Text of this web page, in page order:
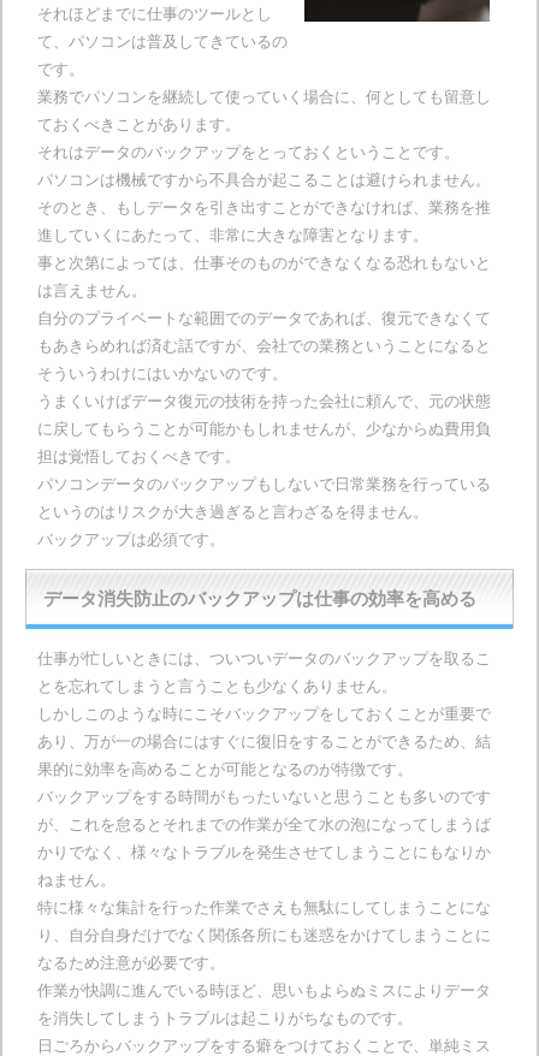
それほどまでに仕事のツールとし
て、パソコンは普及してきているの
です。
業務でパソコンを継続して使っていく場合に、何としても留意し
ておくべきことがあります。
それはデータのバックアップをとっておくということです。
パソコンは機械ですから不具合が起こることは避けられません。
そのとき、もしデータを引き出すことができなければ、業務を推
進していくにあたって、非常に大きな障害となります。
事と次第によっては、仕事そのものができなくなる恐れもないと
は言えません。
自分のプライベートな範囲でのデータであれば、復元できなくて
もあきらめれば済む話ですが、会社での業務ということになると
そういうわけにはいかないのです。
うまくいけばデータ復元の技術を持った会社に頼んで、元の状態
に戻してもらうことが可能かもしれませんが、少なからぬ費用負
担は覚悟しておくべきです。
パソコンデータのバックアップもしないで日常業務を行っている
というのはリスクが大き過ぎると言わざるを得ません。
バックアップは必須です。
データ消失防止のバックアップは仕事の効率を高める
仕事が忙しいときには、ついついデータのバックアップを取るこ
とを忘れてしまうと言うことも少なくありません。
しかしこのような時にこそバックアップをしておくことが重要で
あり、万が一の場合にはすぐに復旧をすることができるため、結
果的に効率を高めることが可能となるのが特徴です。
バックアップをする時間がもったいないと思うことも多いのです
が、これを怠るとそれまでの作業が全て水の泡になってしまうば
かりでなく、様々なトラブルを発生させてしまうことにもなりか
ねません。
特に様々な集計を行った作業でさえも無駄にしてしまうことにな
り、自分自身だけでなく関係各所にも迷惑をかけてしまうことに
なるため注意が必要です。
作業が快調に進んでいる時ほど、思いもよらぬミスによりデータ
を消失してしまうトラブルは起こりがちなものです。
日ごろからバックアップをする癖をつけておくことで、単純ミス